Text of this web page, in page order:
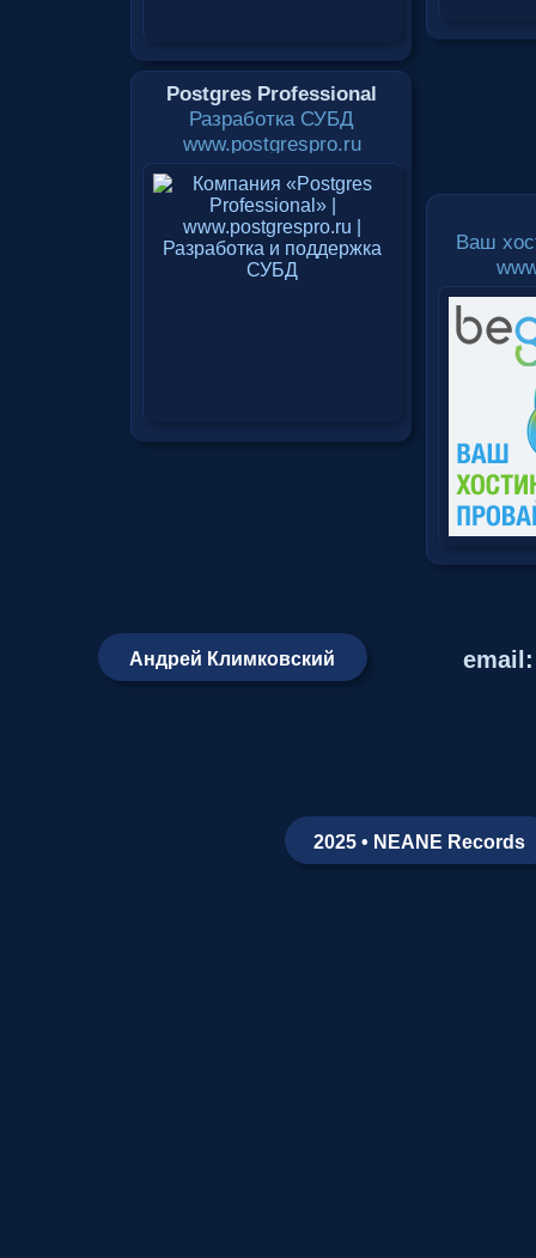
Postgres Professional
Разработка СУБД
www.postgrespro.ru
Ваш
Андрей Климковский
2025 • NEANE Records